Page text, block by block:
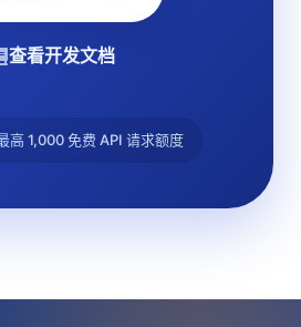
查看开发文档
高 1,000 免费 API 请求额度